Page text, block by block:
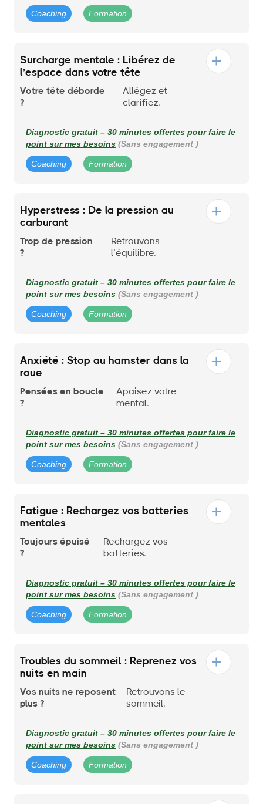
Coaching Formation
Surcharge mentale : Libérez de
l’espace dans votre tête
Votre tête déborde
?
Allégez et
clarifiez.
Diagnostic gratuit – 30 minutes offertes pour faire le
point sur mes besoins (Sans engagement )
Coaching Formation
Hyperstress : De la pression au
carburant
Trop de pression
?
Retrouvons
l’équilibre.
Diagnostic gratuit – 30 minutes offertes pour faire le
point sur mes besoins (Sans engagement )
Coaching Formation
Anxiété : Stop au hamster dans la
roue
Pensées en boucle
?
Apaisez votre
mental.
Diagnostic gratuit – 30 minutes offertes pour faire le
point sur mes besoins (Sans engagement )
Coaching Formation
Fatigue : Rechargez vos batteries
mentales
Toujours épuisé
?
Rechargez vos
batteries.
Diagnostic gratuit – 30 minutes offertes pour faire le
point sur mes besoins (Sans engagement )
Coaching Formation
Troubles du sommeil : Reprenez vos
nuits en main
Vos nuits ne reposent
plus ?
Retrouvons le
sommeil.
Diagnostic gratuit – 30 minutes offertes pour faire le
point sur mes besoins (Sans engagement )
Coaching Formation